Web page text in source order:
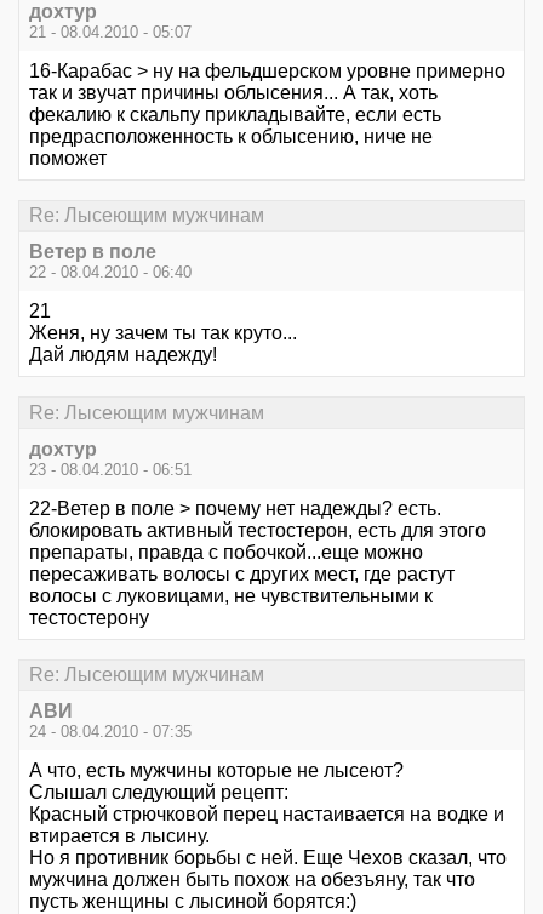
дохтур
21 - 08.04.2010 - 05:07
16-Карабас > ну на фельдшерском уровне примерно
так и звучат причины облысения... А так, хоть
фекалию к скальпу прикладывайте, если есть
предрасположенность к облысению, ниче не
поможет
Re: Лысеющим мужчинам
Ветер в поле
22 - 08.04.2010 - 06:40
21
Женя, ну зачем ты так круто...
Дай людям надежду!
Re: Лысеющим мужчинам
дохтур
23 - 08.04.2010 - 06:51
22-Ветер в поле > почему нет надежды? есть.
блокировать активный тестостерон, есть для этого
препараты, правда с побочкой...еще можно
пересаживать волосы с других мест, где растут
волосы с луковицами, не чувствительными к
тестостерону
Re: Лысеющим мужчинам
АВИ
24 - 08.04.2010 - 07:35
А что, есть мужчины которые не лысеют?
Слышал следующий рецепт:
Красный стрючковой перец настаивается на водке и
втирается в лысину.
Но я противник борьбы с ней. Еще Чехов сказал, что
мужчина должен быть похож на обезъяну, так что
пусть женщины с лысиной борятся:)